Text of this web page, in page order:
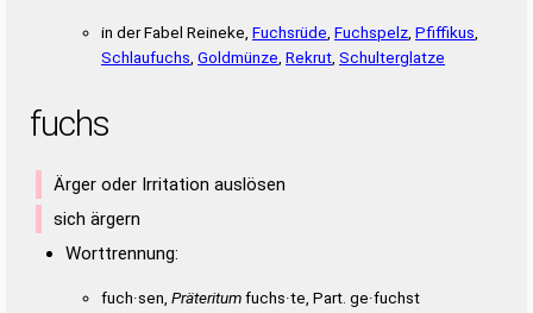
in der Fabel Reineke, Fuchsrüde Fuchspelz Pfiffikus
Schlaufuchs Goldmünze Rekrut Schulterglatze
fuchs
Ärger oder Irritation auslösen
sich ärgern
Worttrennung:
fuch·sen, Präteritumfuchs·te, Part. ge·fuchst